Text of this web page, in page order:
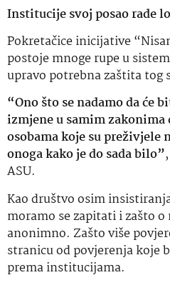
Institucije svoj posao rade
Pokretačice inicijative
postoje mnoge rupe u
upravo potrebna zaštita tog
“Ono što se nadamo da će
izmjene u samim
osobama koje su preživjele
onoga kako je do sada bilo”
ASU.
Kao društvo osim
moramo se zapitati i zašto
anonimno. Zašto više
stranicu od povjerenja koje
prema institucijama.